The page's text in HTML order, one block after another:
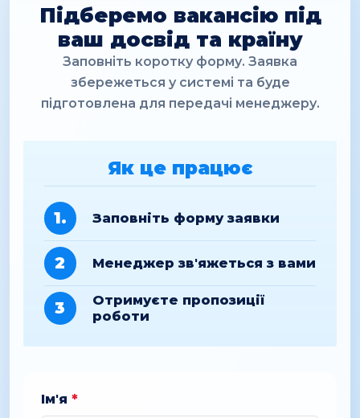
Підберемо вакансію під
ваш досвід та країну
Заповніть коротку форму. Заявка
збережеться у системі та буде
підготовлена для передачі менеджеру.
Як це працює
1. Заповніть форму заявки
2 Менеджер зв'яжеться з вами
3
Отримуєте пропозиції
роботи
Ім'я *